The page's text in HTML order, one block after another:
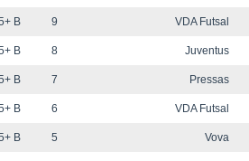
B 9 VDA Futsal
B 8 Juventus
B 7 Pressas
B 6 VDA Futsal
B 5 Vova